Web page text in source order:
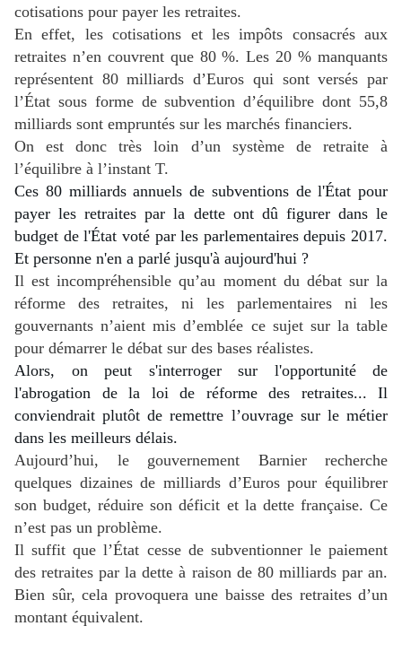
cotisations pour payer les retraites.
En effet, les cotisations et les impôts consacrés aux
retraites n’en couvrent que 80 %.Les 20 % manquants
représentent 80 milliards d’Euros qui sont versés par
l’État sous forme de subvention d’équilibredont 55,8
milliards sont empruntés sur les marchés financiers.
On est donc très loin d’un système de retraite à
l’équilibre à l’instant T.
Ces 80 milliards annuels de subventions de l'État pour
payer les retraites par la dette ont dû figurer dans le
budget de l'État voté par les parlementaires depuis 2017.
Et personne n'en a parlé jusqu'à aujourd'hui ?
Il est incompréhensible qu’au moment du débat sur la
réforme des retraites, ni les parlementaires ni les
gouvernants n’aient mis d’emblée ce sujet sur la table
pour démarrer le débat sur des bases réalistes.
Alors, on peut s'interroger sur l'opportunité de
l'abrogation de la loi de réforme des retraites... Il
conviendrait plutôt de remettre l’ouvrage sur le métier
dans les meilleurs délais.
Aujourd’hui, le gouvernement Barnier recherche
quelques dizaines de milliards d’Euros pour équilibrer
son budget, réduire son déficit et la dette française. Ce
n’est pas un problème.
Il suffit que l’État cesse de subventionner le paiement
des retraites par la dette à raison de 80 milliards par an.
Bien sûr, cela provoquera une baisse des retraites d’un
montant équivalent.